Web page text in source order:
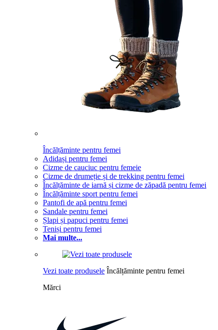
Încălțăminte pentru femei
Adidași pentru femei
Cizme de cauciuc pentru femeie
Cizme de drumeție și de trekking pentru femei
Încălțăminte de iarnă și cizme de zăpadă pentru femei
Încălțăminte sport pentru femei
Pantofi de apă pentru femei
Sandale pentru femei
Șlapi și papuci pentru femei
Teniși pentru femei
Mai multe...
Vezi toate produsele Încălțăminte pentru femei
Mărci